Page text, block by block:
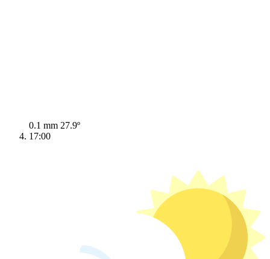
0.1 mm 27.9º
17:00